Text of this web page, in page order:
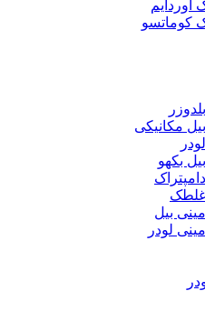
کوماتسو
مکانیکی
بکهو
غلطک
بیل
لودر